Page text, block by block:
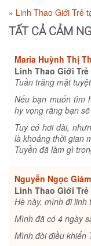
Linh Thao Giới Trẻ
TẤT CẢ CẢM
Maria Huỳnh Thị
Linh Thao Giới
Tuần trăng mật
Nếu bạn muốn tìm
hy vọng rằng bạn
Tuy có hơi dài,
là khoảng thời gian
Tuyền đã làm gì
Nguyễn Ngọc Giám
Linh Thao Giới
Hè này, mình đi linh
Mình đã có 4 ngày
Mình đòi điều khiển